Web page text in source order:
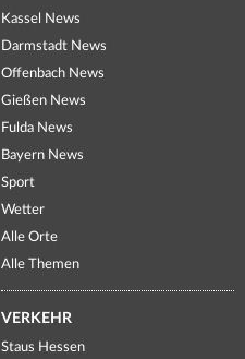
Kassel News
Darmstadt News
Offenbach News
Gießen News
Fulda News
Bayern News
Sport
Wetter
Alle Orte
Alle Themen
VERKEHR
Staus Hessen